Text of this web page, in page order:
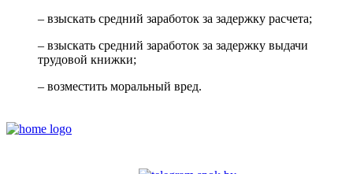
– взыскать средний заработок за задержку расчета;
– взыскать средний заработок за задержку выдачи
трудовой книжки;
– возместить моральный вред.